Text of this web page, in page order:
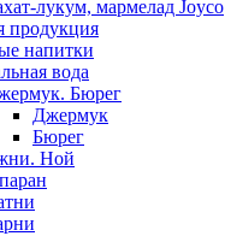
лукум, мармелад Joyco
продукция
напитки
вода
Бюрег
Джермук
Бюрег
Ной